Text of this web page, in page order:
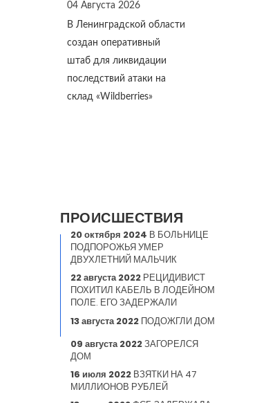
04 Августа 2026
В Ленинградской области
создан оперативный
штаб для ликвидации
последствий атаки на
склад «Wildberries»
ПРОИСШЕСТВИЯ
20 октября 2024 В БОЛЬНИЦЕ
ПОДПОРОЖЬЯ УМЕР
ДВУХЛЕТНИЙ МАЛЬЧИК
22 августа 2022 РЕЦИДИВИСТ
ПОХИТИЛ КАБЕЛЬ В ЛОДЕЙНОМ
ПОЛЕ. ЕГО ЗАДЕРЖАЛИ
13 августа 2022 ПОДОЖГЛИ ДОМ
09 августа 2022ЗАГОРЕЛСЯ
ДОМ
16 июля 2022 ВЗЯТКИ НА 47
МИЛЛИОНОВ РУБЛЕЙ